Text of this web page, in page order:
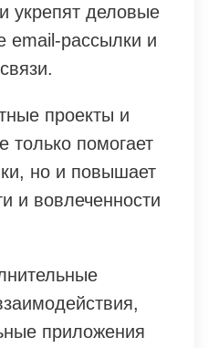
укрепят деловые
email-рассылки и
проекты и
только помогает
но и повышает
и вовлеченности
приложения